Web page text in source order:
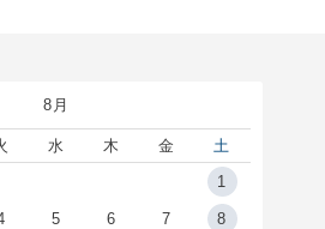
8月
水 木 金
土
1
5 6 7 8